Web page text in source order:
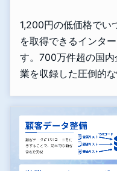
1,200円の低価格でい
を取得できるインタ
す。700万件超の国
業を収録した圧倒的